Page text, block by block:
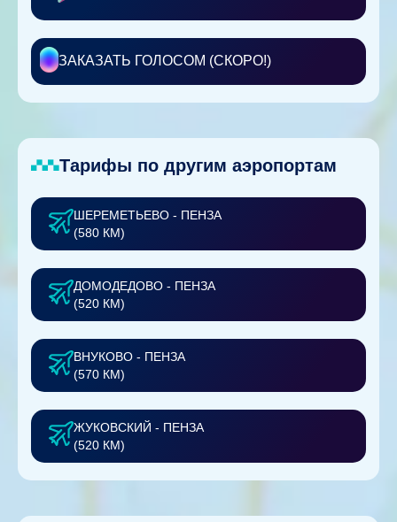
ЗАКАЗАТЬ ГОЛОСОМ (СКОРО!)
Тарифы по другим аэропортам
ШЕРЕМЕТЬЕВО - ПЕНЗА
(580 КМ)
ДОМОДЕДОВО - ПЕНЗА
(520 КМ)
ВНУКОВО - ПЕНЗА
(570 КМ)
ЖУКОВСКИЙ - ПЕНЗА
(520 КМ)